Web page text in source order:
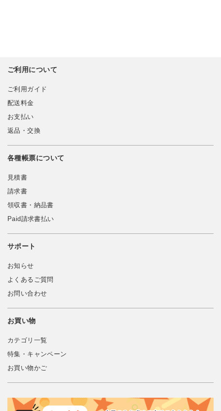
ご利用について
ご利用ガイド
配送料金
お支払い
返品・交換
各種帳票について
見積書
請求書
領収書・納品書
Paid請求書払い
サポート
お知らせ
よくあるご質問
お問い合わせ
お買い物
カテゴリ一覧
特集・キャンペーン
お買い物かご